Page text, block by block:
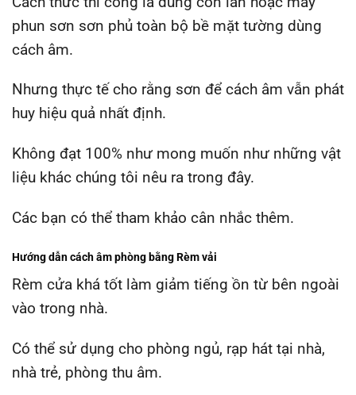
phun sơn sơn phủ toàn bộ bề mặt tường dùng
cách âm.
Nhưng thực tế cho rằng sơn để cách âm vẫn phát
huy hiệu quả nhất định.
Không đạt 100% như mong muốn như những vật
liệu khác chúng tôi nêu ra trong đây.
Các bạn có thể tham khảo cân nhắc thêm.
Hướng dẫn cách âm phòng bằng Rèm vải
Rèm cửa khá tốt làm giảm tiếng ồn từ bên ngoài
vào trong nhà.
Có thể sử dụng cho phòng ngủ, rạp hát tại nhà,
nhà trẻ, phòng thu âm.